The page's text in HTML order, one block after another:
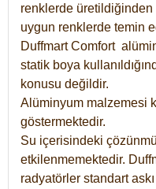
renklerde
uygun renklerde temin
DuffmartComfort
statik boya
konusu değildir.
Alüminyum malzemesi
göstermektedir.
Su içerisindeki
etkilenmemektedir.
radyatörler standart